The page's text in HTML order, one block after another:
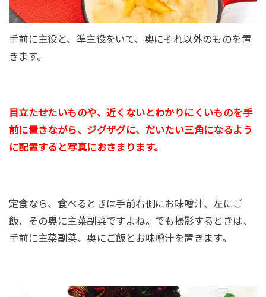
手前に主役と、準主役をいて、奥にそれ以外のものを置
きます。
目立たせたいものや、近くないとわかりにくいものを手
前に置きながら、ジグザグに、だいたい三角になるよう
に配置すると写真におさまります。
定食なら、食べるときは手前右側にお味噌汁、左にご
飯、その奥に主菜副菜ですよね。でも撮影するときは、
手前に主菜副菜、奥にご飯とお味噌汁を置きます。